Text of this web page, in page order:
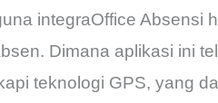
integraOffice Absensi
Dimana aplikasi ini
teknologi GPS, yang